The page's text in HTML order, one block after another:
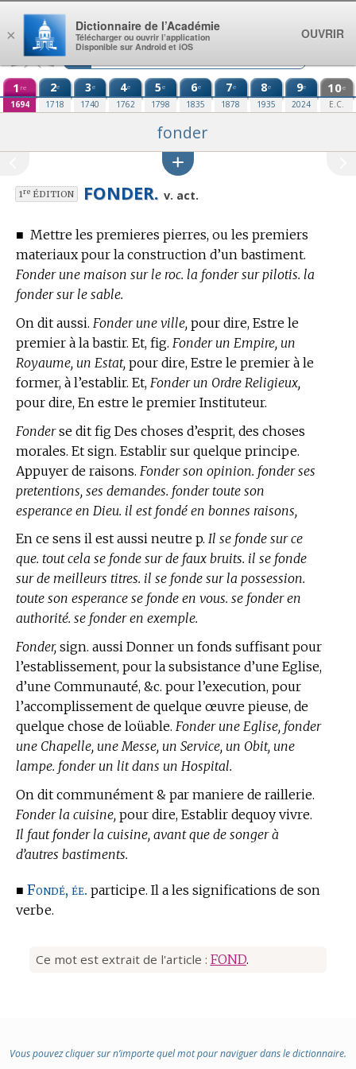
Aller au contenu
1 re
1694
2e
1718
3e
1740
4e
1762
5e
1798
6e
1835
7e
1878
8e
1935
9e
2024
10e
E.C.
fonder
1reÉDITION FONDER. v. act.
■ Mettre les premieres pierres, ou les premiers
materiaux pour la construction d’un bastiment.
Fonder une maison sur le roc. la fonder sur pilotis. la
fonder sur le sable.
On dit aussi. Fonder une ville, pour dire, Estre le
premier à la bastir. Et, fig. Fonder un Empire, un
Royaume, un Estat, pour dire, Estre le premier à le
former, à l’establir. Et, Fonder un Ordre Religieux,
pour dire, En estre le premier Instituteur.
Fonderse dit fig Des choses d’esprit, des choses
morales. Et sign. Establir sur quelque principe.
Appuyer de raisons. Fonder son opinion. fonder ses
pretentions, ses demandes. fonder toute son
esperance en Dieu. il est fondé en bonnes raisons,
En ce sens il est aussi neutre p. Il se fonde sur ce
que. tout cela se fonde sur de faux bruits. il se fonde
sur de meilleurs titres. il se fonde sur la possession.
toute son esperance se fonde en vous. se fonder en
authorité. se fonder en exemple.
Fonder, sign. aussi Donner un fonds suffisant pour
l’establissement, pour la subsistance d’une Eglise,
d’une Communauté, &c. pour l’execution, pour
l’accomplissement de quelque œuvre pieuse, de
quelque chose de loüable. Fonder une Eglise, fonder
une Chapelle, une Messe, un Service, un Obit, une
lampe. fonder un lit dans un Hospital.
On dit communément & par maniere de raillerie.
Fonder la cuisine, pour dire, Establir dequoy vivre.
Il faut fonder la cuisine, avant que de songer à
d’autres bastiments.
■ Fondé, ée. participe. Il a les significations de son
verbe.
Ce mot est extrait de l'article : FOND.
Vous pouvez cliquer sur n’importe quel mot pour naviguer dans le dictionnaire.
×
Dictionnaire de l’Académie
Télécharger ou ouvrir l’application
Disponible sur Android et iOS
OUVRIR